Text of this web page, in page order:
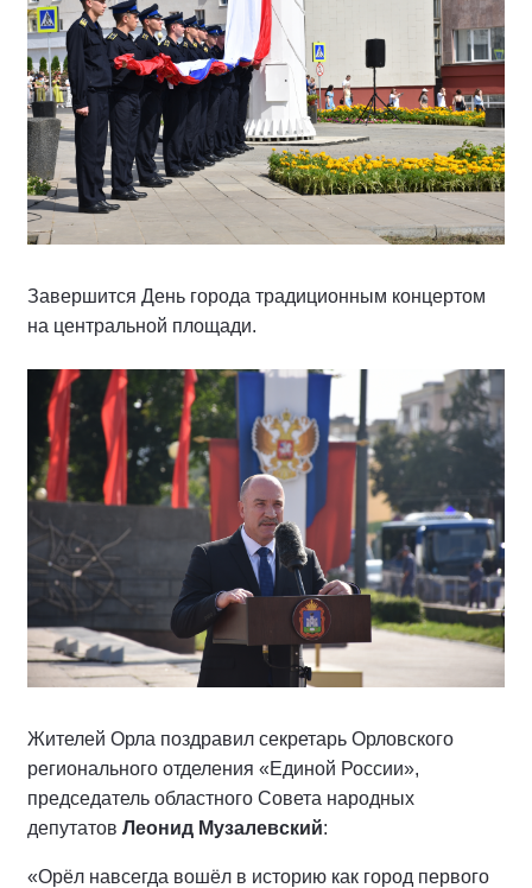
Завершится День города традиционным концертом
на центральной площади.
Жителей Орла поздравил секретарь Орловского
регионального отделения «Единой России»,
председатель областного Совета народных
депутатов Леонид Музалевский:
«Орёл навсегда вошёл в историю как город первого